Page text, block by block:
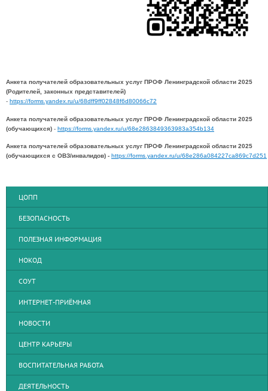
Анкета получателей образовательных услуг ПРОФ Ленинградской области 2025
(Родителей, законных представителей)
- https://forms.yandex.ru/u/68dff9ff02848f6d80066c72
Анкета получателей образовательных услуг ПРОФ Ленинградской области 2025
(обучающихся) - https://forms.yandex.ru/u/68e2863849363983a354b134
Анкета получателей образовательных услуг ПРОФ Ленинградской области 2025
(обучающихся с ОВЗ/инвалидов) - https://forms.yandex.ru/u/68e286a084227ca869c7d251
ЦОПП
БЕЗОПАСНОСТЬ
ПОЛЕЗНАЯ ИНФОРМАЦИЯ
НОКОД
СОУТ
ИНТЕРНЕТ-ПРИЁМНАЯ
НОВОСТИ
ЦЕНТР КАРЬЕРЫ
ВОСПИТАТЕЛЬНАЯ РАБОТА
ДЕЯТЕЛЬНОСТЬ